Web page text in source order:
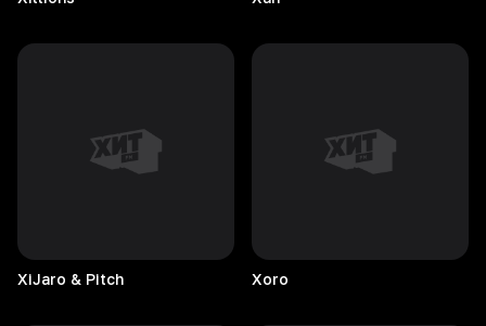
XiJaro & Pitch Xoro